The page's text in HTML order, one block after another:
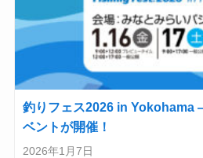
釣りフェス2026 in Yokohama
ベントが開催！
2026年1月7日